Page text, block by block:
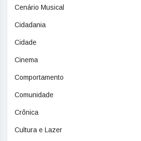
Cenário Musical
Cidadania
Cidade
Cinema
Comportamento
Comunidade
Crônica
Cultura e Lazer